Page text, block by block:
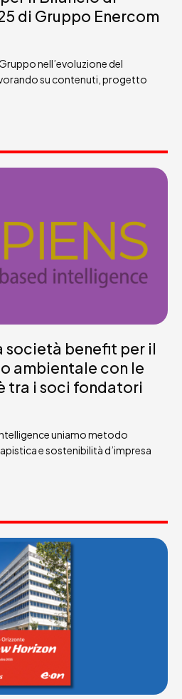
di Gruppo Enercom
nell’evoluzione del
su contenuti, progetto
società benefit per il
ambientale con le
tra i soci fondatori
uniamo metodo
e sostenibilità d’impresa